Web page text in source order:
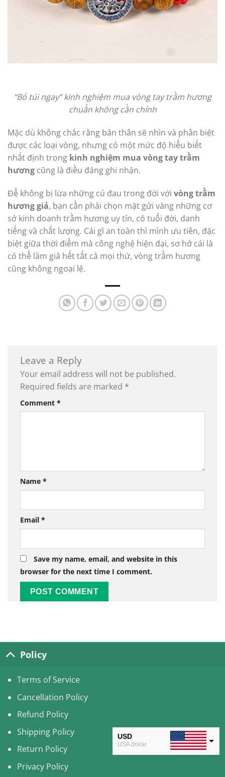
“Bỏ túi ngay” kinh nghiệm mua vòng tay trầm hương
chuẩn không cần chỉnh
Mặc dù không chắc rằng bản thân sẽ nhìn và phân biệt
được các loại vòng, nhưng có một mức độ hiểu biết
nhất định trong kinh nghiệm mua vòng tay trầm
hương cũng là điều đáng ghi nhận.
Để không bị lừa những cú đau trong đời với vòng trầm
hương giả, bạn cần phải chọn mặt gửi vàng những cơ
sở kinh doanh trầm hương uy tín, có tuổi đời, danh
tiếng và chất lượng. Cái gì an toàn thì mình ưu tiên, đặc
biệt giữa thời điểm mà công nghệ hiện đại, sơ hở cái là
có thể làm giả hết tất cả mọi thứ, vòng trầm hương
cũng không ngoại lệ.
Leave a Reply
Your email address will not be published.
Required fields are marked *
Comment *
Name *
Email *
Save my name, email, and website in this
browser for the next time I comment.
Policy
Terms of Service
Cancellation Policy
Refund Policy
Shipping Policy
Return Policy
Privacy Policy
USD
USA dollar